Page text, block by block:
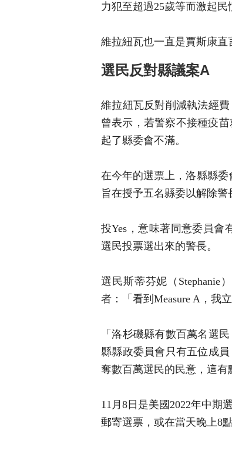
力犯至超過25歲等而激起民
維拉紐瓦也一直是賈斯康直
選民反對縣議案A
維拉紐瓦反對削減執法經
曾表示，若警察不接種疫
起了縣委會不滿。
在今年的選票上，洛縣縣委
旨在授予五名縣委以解除警
投Yes，意味著同意委員會
選民投票選出來的警長。
選民斯蒂芬妮（Stephanie
者：「看到Measure A，我
「洛杉磯縣有數百萬名選
縣縣政委員會只有五位成
奪數百萬選民的民意，這有
11月8日是美國2022年中期
郵寄選票，或在當天晚上8